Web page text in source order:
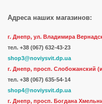
Адреса наших магазинов:
г. Днепр, ул. Владимира
тел. +38 (067) 632-43-23
shop3@noviysvit.dp.ua
г. Днепр, просп. Слобожанский
тел. +38 (067) 635-54-14
shop4@noviysvit.dp.ua
г. Днепр, просп. Богдана